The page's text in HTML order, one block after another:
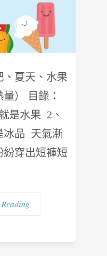
、夏天、水果
） 目錄：
是水果 2、
冰品 天氣漸
紛穿出短褲短